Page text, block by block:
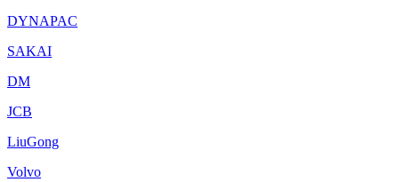
DYNAPAC
SAKAI
DM
JCB
LiuGong
Volvo